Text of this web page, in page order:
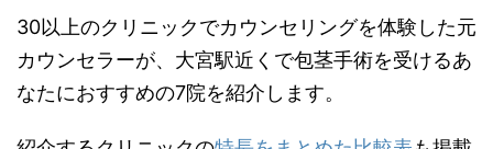
30以上のクリニックでカウンセリングを体験した元
カウンセラーが、大宮駅近くで包茎手術を受けるあ
なたにおすすめの7院を紹介します。